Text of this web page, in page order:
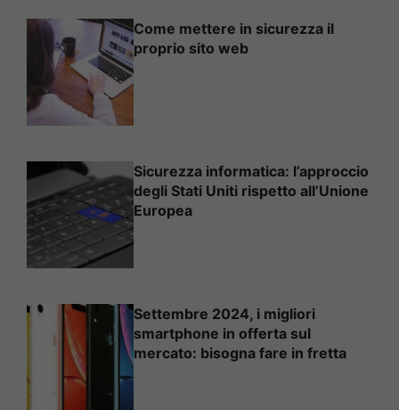
Come mettere in sicurezza il
proprio sito web
Sicurezza informatica: l’approccio
degli Stati Uniti rispetto all’Unione
Europea
Settembre 2024, i migliori
smartphone in offerta sul
mercato: bisogna fare in fretta